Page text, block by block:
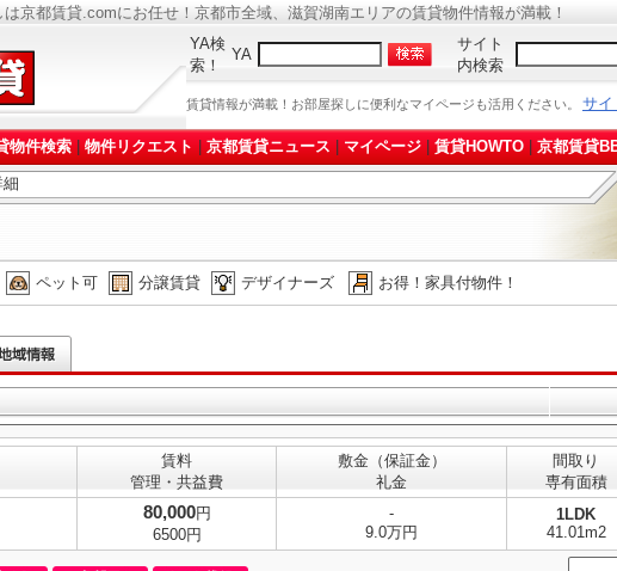
は京都賃貸.comにお任せ！京都市全域、滋賀湖南エリアの賃貸物件情報が満載！
YA検
索！
YA
サイト
内検索
賃貸情報が満載！お部屋探しに便利なマイページも活用ください。 サイ
物件検索 物件リクエスト 京都賃貸ニュース マイページ 賃貸HOWTO 京都賃貸
ペット可 分譲賃貸 デザイナーズ お得！家具付物件！
賃料
管理・共益費
敷金（保証金）
礼金
間取り
専有面積
80,000円
6500円
-
9.0万円
1LDK
41.01m2